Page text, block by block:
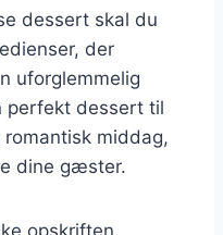
dessert skal du
der
uforglemmelig
perfekt dessert til
middag,
dine gæster.
opskriften,